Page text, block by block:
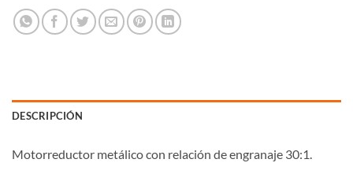
DESCRIPCIÓN
Motorreductor metálico con relación de engranaje 30:1.